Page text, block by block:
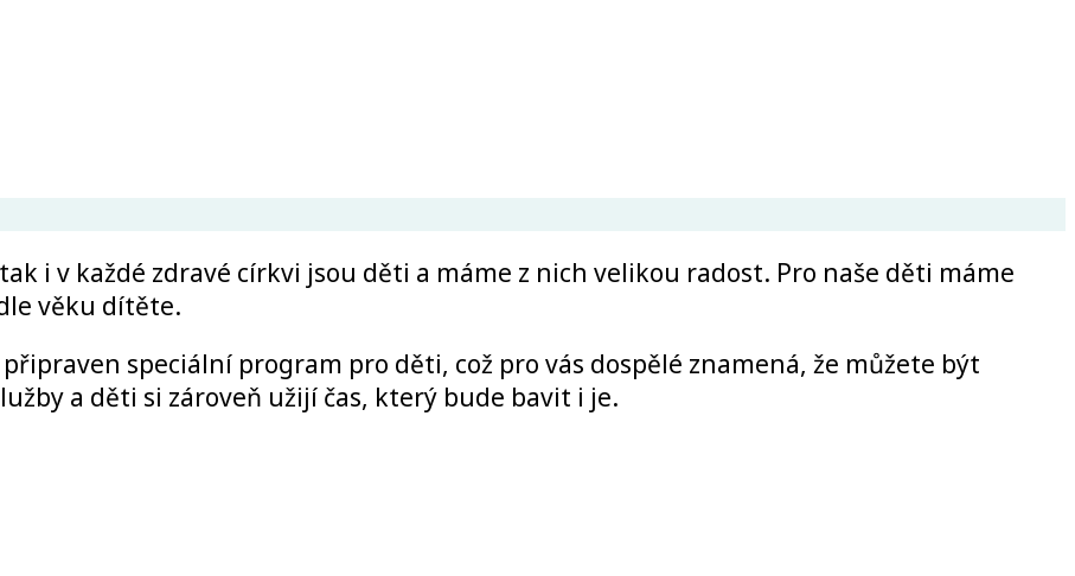
i v každé zdravé církvi jsou děti a máme z nich velikou radost. Pro naše děti máme
věku dítěte.
speciální program pro děti, což pro vás dospělé znamená, že můžete být
a děti si zároveň užijí čas, který bude bavit i je.